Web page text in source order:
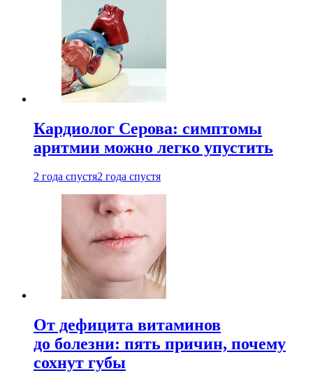
Кардиолог Серова: симптомы
аритмии можно легко упустить
2 года спустя2 года спустя
От дефицита витаминов
до болезни: пять причин, почему
сохнут губы